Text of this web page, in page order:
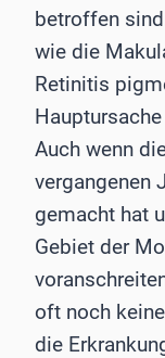
betroffen
wie die
Retinitis
Auch wenn
vergangenen
gemacht hat
Gebiet der
oft noch
die